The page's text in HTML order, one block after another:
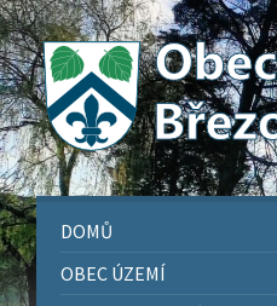
Skip
to
content
Skip
to
left
sidebar
Skip
to
right
sidebar
Skip
to
footer
DOMŮ
OBEC ÚZEMÍ